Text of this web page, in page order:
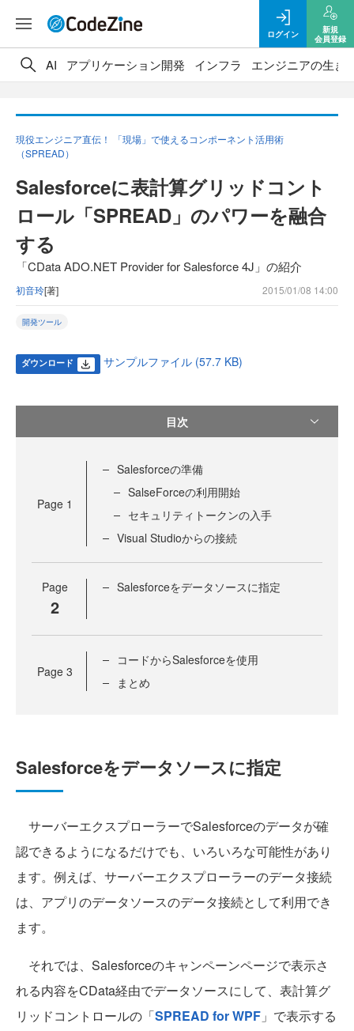
ログイン
新規
会員登録
AI アプリケーション開発 インフラ エンジニアの生き
現役エンジニア直伝！ 「現場」で使えるコンポーネント活用術
（SPREAD）
Salesforceに表計算グリッドコント
ロール「SPREAD」のパワーを融合
する
「CData ADO.NET Provider for Salesforce 4J」の紹介
初音玲[著] 2015/01/08 14:00
開発ツール
ダウンロード サンプルファイル (57.7 KB)
目次
Page 1
Salesforceの準備
SalseForceの利用開始
セキュリティトークンの入手
Visual Studioからの接続
Page
2
Salesforceをデータソースに指定
Page 3
コードからSalesforceを使用
まとめ
Salesforceをデータソースに指定
サーバーエクスプローラーでSalesforceのデータが確
認できるようになるだけでも、いろいろな可能性があり
ます。例えば、サーバーエクスプローラーのデータ接続
は、アプリのデータソースのデータ接続として利用でき
ます。
それでは、Salesforceのキャンペーンページで表示さ
れる内容をCData経由でデータソースにして、表計算グ
リッドコントロールの「SPREAD for WPF 」で表示する